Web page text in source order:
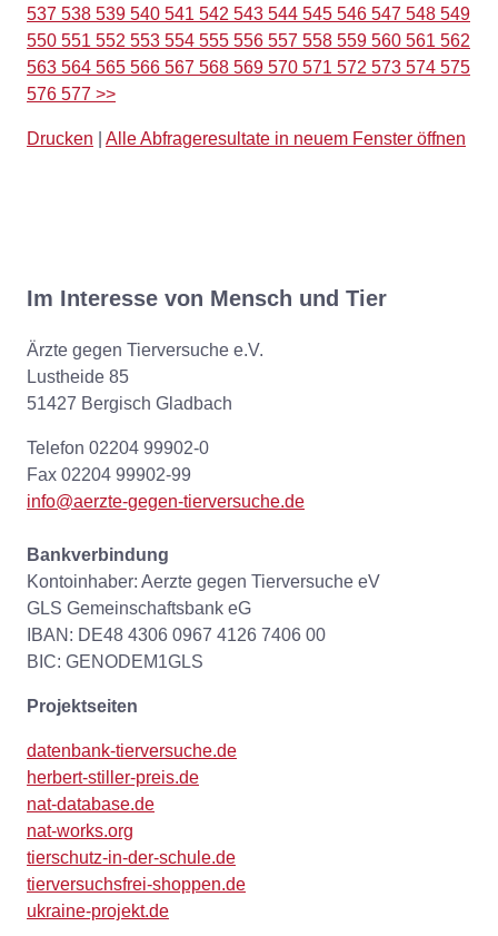
537 538 539 540 541 542 543 544 545 546 547 548 549
550 551 552 553 554 555 556 557 558 559 560 561 562
563 564 565 566 567 568 569 570 571 572 573 574 575
576 577 >>
Drucken Alle Abfrageresultate in neuem Fenster öffnen
Im Interesse von Mensch und Tier
Ärzte gegen Tierversuche e.V.
Lustheide 85
51427 Bergisch Gladbach
Telefon 02204 99902-0
Fax 02204 99902-99
info@aerzte-gegen-tierversuche.de
Bankverbindung
Kontoinhaber: Aerzte gegen Tierversuche eV
GLS Gemeinschaftsbank eG
IBAN: DE48 4306 0967 4126 7406 00
BIC: GENODEM1GLS
Projektseiten
datenbank-tierversuche.de
herbert-stiller-preis.de
nat-database.de
nat-works.org
tierschutz-in-der-schule.de
tierversuchsfrei-shoppen.de
ukraine-projekt.de